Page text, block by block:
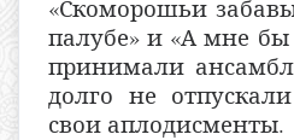
«Скоморошьи
палубе» и «А мне бы
принимали
долго не
свои аплодисменты.